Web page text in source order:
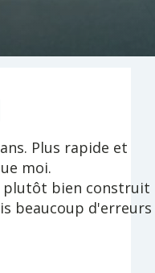
Plus rapide et
moi.
plutôt bien construit
beaucoup